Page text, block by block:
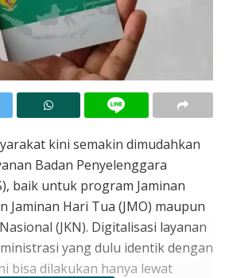
kini semakin dimudahkan
Badan Penyelenggara
baik untuk program Jaminan
Jaminan Hari Tua (JMO) maupun
(JKN). Digitalisasi layanan
yang dulu identik dengan
bisa dilakukan hanya lewat